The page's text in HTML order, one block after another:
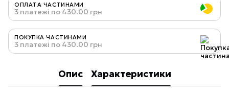
ОПЛАТА ЧАСТИНАМИ
3 платежі по 430.00 грн
ПОКУПКА ЧАСТИНАМИ
3 платежі по 430.00 грн
Опис Характеристики